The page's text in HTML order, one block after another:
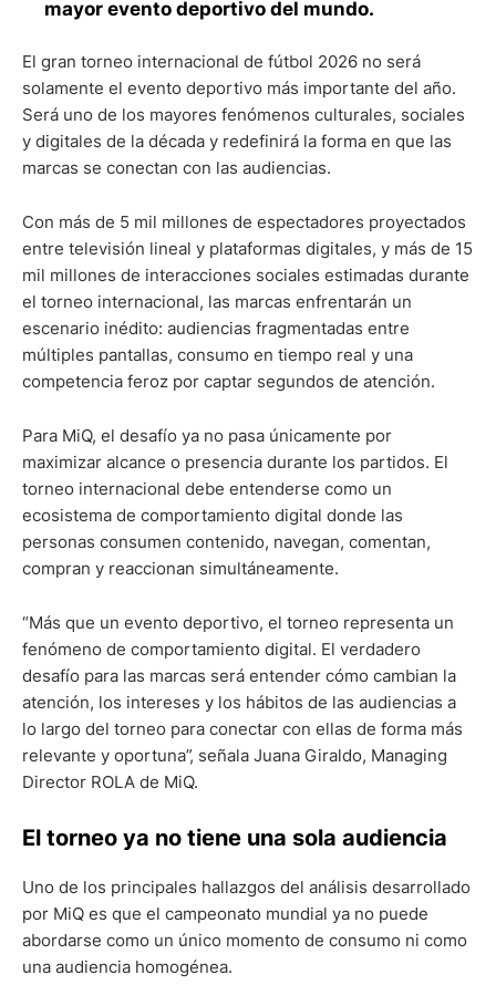
mayor evento deportivo del mundo.
El gran torneo internacional de fútbol 2026 no será
solamente el evento deportivo más importante del año.
Será uno de los mayores fenómenos culturales, sociales
y digitales de la década y redefinirá la forma en que las
marcas se conectan con las audiencias.
Con más de 5 mil millones de espectadores proyectados
entre televisión lineal y plataformas digitales, y más de 15
mil millones de interacciones sociales estimadas durante
el torneo internacional, las marcas enfrentarán un
escenario inédito: audiencias fragmentadas entre
múltiples pantallas, consumo en tiempo real y una
competencia feroz por captar segundos de atención.
Para MiQ, el desafío ya no pasa únicamente por
maximizar alcance o presencia durante los partidos. El
torneo internacional debe entenderse como un
ecosistema de comportamiento digital donde las
personas consumen contenido, navegan, comentan,
compran y reaccionan simultáneamente.
“Más que un evento deportivo, el torneo representa un
fenómeno de comportamiento digital. El verdadero
desafío para las marcas será entender cómo cambian la
atención, los intereses y los hábitos de las audiencias a
lo largo del torneo para conectar con ellas de forma más
relevante y oportuna”, señala Juana Giraldo, Managing
Director ROLA de MiQ.
El torneo ya no tiene una sola audiencia
Uno de los principales hallazgos del análisis desarrollado
por MiQ es que el campeonato mundial ya no puede
abordarse como un único momento de consumo ni como
una audiencia homogénea.